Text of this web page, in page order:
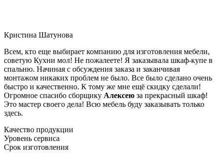
Кристина Шатунова
Всем, кто еще выбирает компанию для изготовления мебели,
советую Кухни мол! Не пожалеете! Я заказывала шкаф-купе в
спальню. Начиная с обсуждения заказа и заканчивая
монтажом никаких проблем не было. Все было сделано очень
быстро и качественно. К тому же мне ещё скидку сделали!
Огромное спасибо сборщику Алексею за прекрасный шкаф!
Это мастер своего дела! Всю мебель буду заказывать только
здесь.
Качество продукции
Уровень сервиса
Срок изготовления